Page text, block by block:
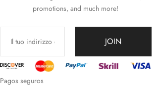
promotions, and much more!
JOIN
Pagos seguros